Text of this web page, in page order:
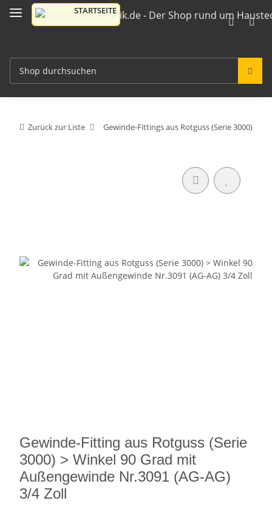
Zurück zur Liste Gewinde-Fittings aus Rotguss (Serie 3000)
Gewinde-Fitting aus Rotguss (Serie
3000) > Winkel 90 Grad mit
Außengewinde Nr.3091 (AG-AG)
3/4 Zoll